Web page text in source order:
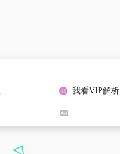
我看VIP解析